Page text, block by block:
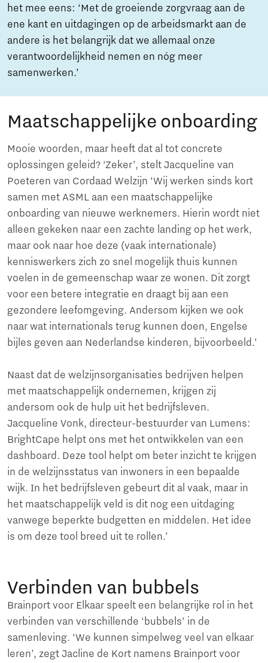
het mee eens: ‘Met de groeiende zorgvraag aan de
ene kant en uitdagingen op de arbeidsmarkt aan de
andere is het belangrijk dat we allemaal onze
verantwoordelijkheid nemen en nóg meer
samenwerken.’
Maatschappelijke onboarding
Mooie woorden, maar heeft dat al tot concrete
oplossingen geleid? ‘Zeker’, stelt Jacqueline van
Poeteren van Cordaad Welzijn ‘Wij werken sinds kort
samen met ASML aan een maatschappelijke
onboarding van nieuwe werknemers. Hierin wordt niet
alleen gekeken naar een zachte landing op het werk,
maar ook naar hoe deze (vaak internationale)
kenniswerkers zich zo snel mogelijk thuis kunnen
voelen in de gemeenschap waar ze wonen. Dit zorgt
voor een betere integratie en draagt bij aan een
gezondere leefomgeving. Andersom kijken we ook
naar wat internationals terug kunnen doen, Engelse
bijles geven aan Nederlandse kinderen, bijvoorbeeld.’
Naast dat de welzijnsorganisaties bedrijven helpen
met maatschappelijk ondernemen, krijgen zij
andersom ook de hulp uit het bedrijfsleven.
Jacqueline Vonk, directeur-bestuurder van Lumens:
BrightCape helpt ons met het ontwikkelen van een
dashboard. Deze tool helpt om beter inzicht te krijgen
in de welzijnsstatus van inwoners in een bepaalde
wijk. In het bedrijfsleven gebeurt dit al vaak, maar in
het maatschappelijk veld is dit nog een uitdaging
vanwege beperkte budgetten en middelen. Het idee
is om deze tool breed uit te rollen.’
Verbinden van bubbels
Brainport voor Elkaar speelt een belangrijke rol in het
verbinden van verschillende ‘bubbels’ in de
samenleving. ‘We kunnen simpelweg veel van elkaar
leren’, zegt Jacline de Kort namens Brainport voor